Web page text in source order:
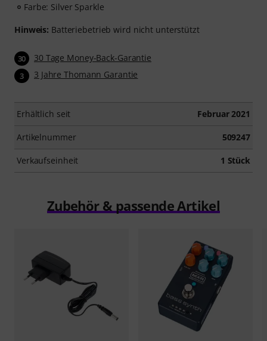
Farbe: Silver Sparkle
Hinweis: Batteriebetrieb wird nicht unterstützt
30 30 Tage Money-Back-Garantie
3 3 Jahre Thomann Garantie
Erhältlich seit Februar 2021
Artikelnummer 509247
Verkaufseinheit 1 Stück
Zubehör & passende Artikel